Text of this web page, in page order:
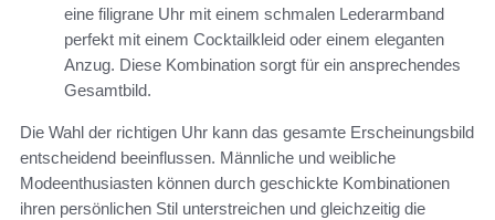
eine filigrane Uhr mit einem schmalen Lederarmband
perfekt mit einem Cocktailkleid oder einem eleganten
Anzug. Diese Kombination sorgt für ein ansprechendes
Gesamtbild.
Die Wahl der richtigen Uhr kann das gesamte Erscheinungsbild
entscheidend beeinflussen. Männliche und weibliche
Modeenthusiasten können durch geschickte Kombinationen
ihren persönlichen Stil unterstreichen und gleichzeitig die